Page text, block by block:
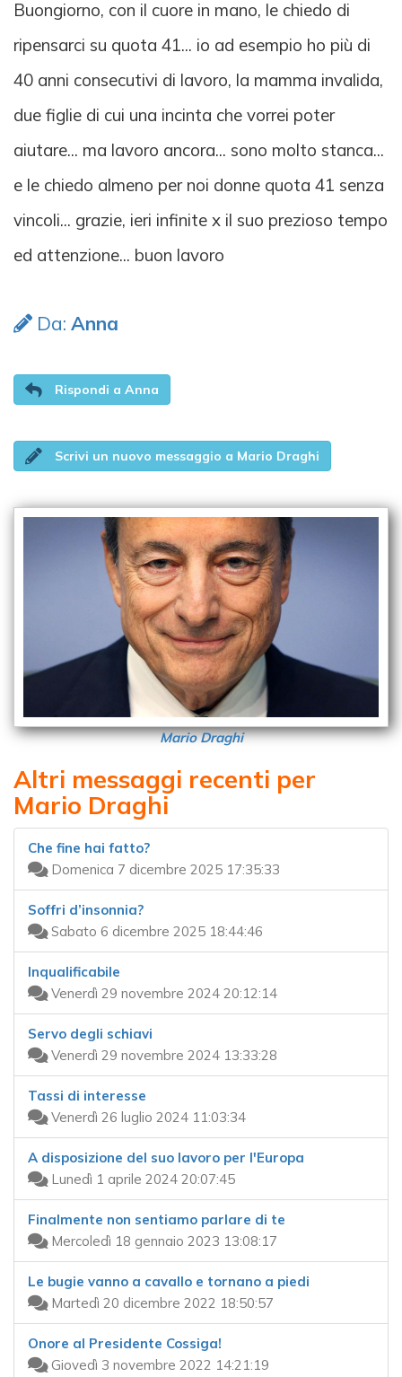
Buongiorno, con il cuore in mano, le chiedo di
ripensarci su quota 41... io ad esempio ho più di
40 anni consecutivi di lavoro, la mamma invalida,
due figlie di cui una incinta che vorrei poter
aiutare... ma lavoro ancora... sono molto stanca...
e le chiedo almeno per noi donne quota 41 senza
vincoli... grazie, ieri infinite x il suo prezioso tempo
ed attenzione... buon lavoro
Da: Anna
Rispondi a Anna
Scrivi un nuovo messaggio a Mario Draghi
Mario Draghi
Altri messaggi recenti per
Mario Draghi
Che fine hai fatto?
Domenica 7 dicembre 2025 17:35:33
Soffri d’insonnia?
Sabato 6 dicembre 2025 18:44:46
Inqualificabile
Venerdì 29 novembre 2024 20:12:14
Servo degli schiavi
Venerdì 29 novembre 2024 13:33:28
Tassi di interesse
Venerdì 26 luglio 2024 11:03:34
A disposizione del suo lavoro per l'Europa
Lunedì 1 aprile 2024 20:07:45
Finalmente non sentiamo parlare di te
Mercoledì 18 gennaio 2023 13:08:17
Le bugie vanno a cavallo e tornano a piedi
Martedì 20 dicembre 2022 18:50:57
Onore al Presidente Cossiga!
Giovedì 3 novembre 2022 14:21:19